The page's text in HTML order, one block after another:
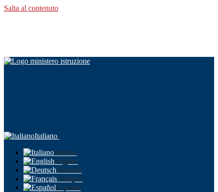
Salta al contenuto
Italiano
Italiano
English
Deutsch
Français
Español